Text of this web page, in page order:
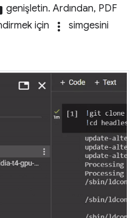
genişletin. Ardından, PDF
için
more_vert
simgesini